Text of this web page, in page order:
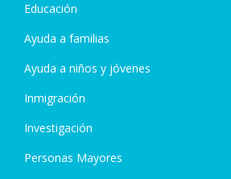
Educación
Ayuda a familias
Ayuda a niños y jóvenes
Inmigración
Investigación
Personas Mayores